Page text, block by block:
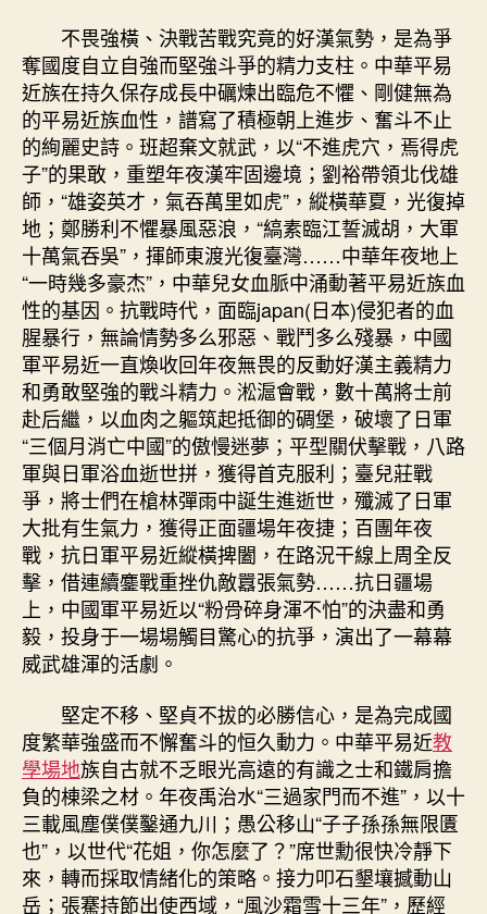
不畏強橫、決戰苦戰究竟的好漢氣勢，是為爭
奪國度自立自強而堅強斗爭的精力支柱。中華平易
近族在持久保存成長中礪煉出臨危不懼、剛健無為
的平易近族血性，譜寫了積極朝上進步、奮斗不止
的絢麗史詩。班超棄文就武，以“不進虎穴，焉得虎
子”的果敢，重塑年夜漢牢固邊境；劉裕帶領北伐雄
師，“雄姿英才，氣吞萬里如虎”，縱橫華夏，光復掉
地；鄭勝利不懼暴風惡浪，“縞素臨江誓滅胡，大軍
十萬氣吞吳”，揮師東渡光復臺灣……中華年夜地上
“一時幾多豪杰”，中華兒女血脈中涌動著平易近族血
性的基因。抗戰時代，面臨japan(日本)侵犯者的血
腥暴行，無論情勢多么邪惡、戰鬥多么殘暴，中國
軍平易近一直煥收回年夜無畏的反動好漢主義精力
和勇敢堅強的戰斗精力。淞滬會戰，數十萬將士前
赴后繼，以血肉之軀筑起抵御的碉堡，破壞了日軍
“三個月消亡中國”的傲慢迷夢；平型關伏擊戰，八路
軍與日軍浴血逝世拼，獲得首克服利；臺兒莊戰
爭，將士們在槍林彈雨中誕生進逝世，殲滅了日軍
大批有生氣力，獲得正面疆場年夜捷；百團年夜
戰，抗日軍平易近縱橫捭闔，在路況干線上周全反
擊，借連續鏖戰重挫仇敵囂張氣勢……抗日疆場
上，中國軍平易近以“粉骨碎身渾不怕”的決盡和勇
毅，投身于一場場觸目驚心的抗爭，演出了一幕幕
威武雄渾的活劇。
堅定不移、堅貞不拔的必勝信心，是為完成國
度繁華強盛而不懈奮斗的恒久動力。中華平易近教
學場地族自古就不乏眼光高遠的有識之士和鐵肩擔
負的棟梁之材。年夜禹治水“三過家門而不進”，以十
三載風塵僕僕鑿通九川；愚公移山“子子孫孫無限匱
也”，以世代“花姐，你怎麼了？”席世勳很快冷靜下
來，轉而採取情緒化的策略。接力叩石墾壤撼動山
岳；張騫持節出使西域，“風沙霜雪十三年”，歷經